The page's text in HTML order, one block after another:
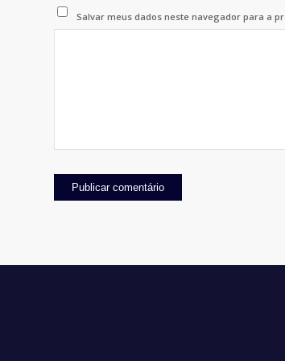
Salvar meus dados neste navegador para a